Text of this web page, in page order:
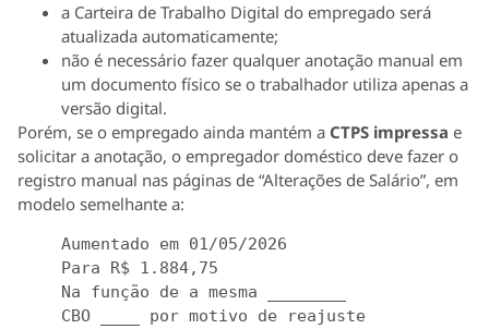
a Carteira de Trabalho Digital do empregado será
atualizada automaticamente;
não é necessário fazer qualquer anotação manual em
um documento físico se o trabalhador utiliza apenas a
versão digital.
Porém, se o empregado ainda mantém a CTPS impressa e
solicitar a anotação, o empregador doméstico deve fazer o
registro manual nas páginas de “Alterações de Salário”, em
modelo semelhante a:
Aumentado em 01/05/2026
Para R$ 1.884,75
Na função de a mesma
CBO
por motivo de reajuste